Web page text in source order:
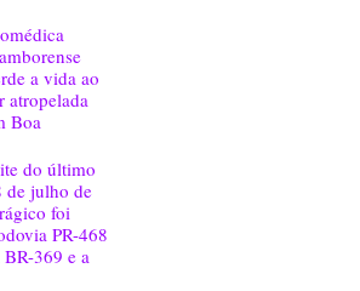
a vida ao
atropelada
Boa
do último
de julho de
foi
PR-468
369 e a